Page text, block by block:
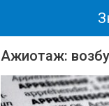
Ажиотаж: